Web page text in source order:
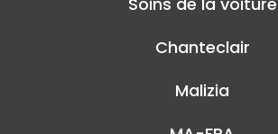
Chanteclair
Malizia